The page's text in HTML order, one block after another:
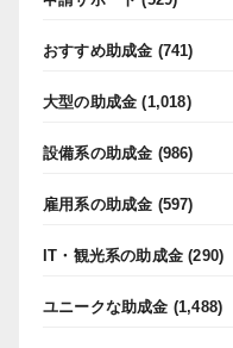
おすすめ助成金 (741)
大型の助成金 (1,018)
設備系の助成金 (986)
雇用系の助成金 (597)
IT・観光系の助成金 (290)
ユニークな助成金 (1,488)